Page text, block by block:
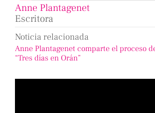
Anne Plantagenet
Escritora
Noticia relacionada
Anne Plantagenet comparte el proceso
“Tres días en Orán”